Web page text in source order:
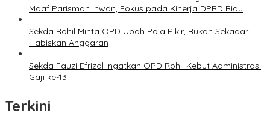
Maaf Parisman Ihwan, Fokus pada Kinerja DPRD Riau
Sekda Rohil Minta OPD Ubah Pola Pikir, Bukan Sekadar
Habiskan Anggaran
Sekda Fauzi Efrizal Ingatkan OPD Rohil Kebut Administrasi
Gaji ke-13
Terkini